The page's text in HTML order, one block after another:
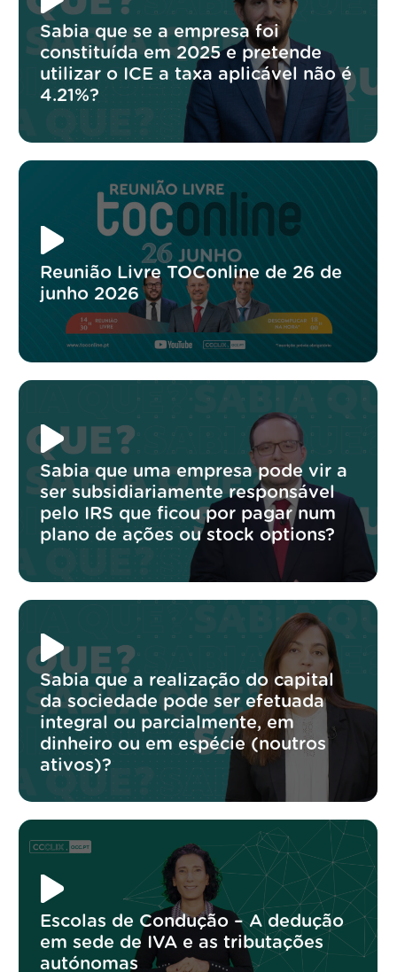
Sabia que se a empresa foi
constituída em 2025 e pretende
utilizar o ICE a taxa aplicável não é
4.21%?
Reunião Livre TOConline de 26 de
junho 2026
Sabia que uma empresa pode vir a
ser subsidiariamente responsável
pelo IRS que ficou por pagar num
plano de ações ou stock options?
Sabia que a realização do capital
da sociedade pode ser efetuada
integral ou parcialmente, em
dinheiro ou em espécie (noutros
ativos)?
Escolas de Condução – A dedução
em sede de IVA e as tributações
autónomas